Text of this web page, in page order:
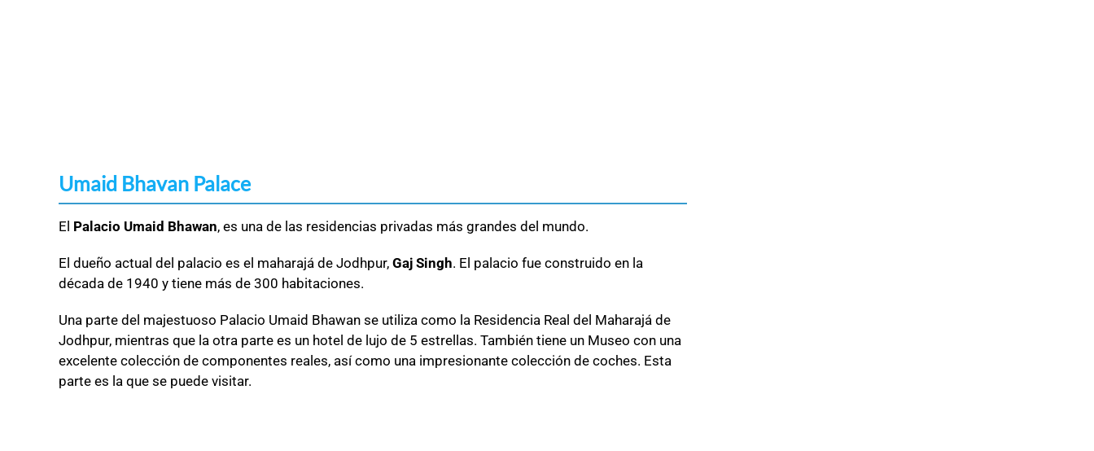
Umaid Bhavan Palace
El Palacio Umaid Bhawan, es una de las residencias privadas más grandes del mundo.
El dueño actual del palacio es el maharajá de Jodhpur, Gaj Singh. El palacio fue construido en la
década de 1940 y tiene más de 300 habitaciones.
Una parte del majestuoso Palacio Umaid Bhawan se utiliza como la Residencia Real del Maharajá de
Jodhpur, mientras que la otra parte es un hotel de lujo de 5 estrellas. También tiene un Museo con una
excelente colección de componentes reales, así como una impresionante colección de coches. Esta
parte es la que se puede visitar.